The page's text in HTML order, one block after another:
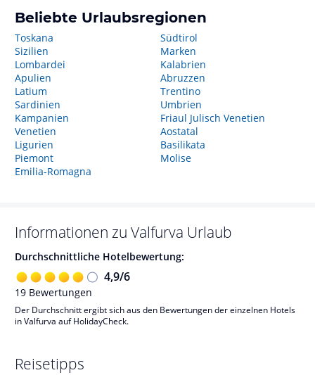
Beliebte Urlaubsregionen
Toskana
Sizilien
Lombardei
Apulien
Latium
Sardinien
Kampanien
Venetien
Ligurien
Piemont
Emilia-Romagna
Südtirol
Marken
Kalabrien
Abruzzen
Trentino
Umbrien
Friaul Julisch Venetien
Aostatal
Basilikata
Molise
Informationen zu Valfurva Urlaub
Durchschnittliche Hotelbewertung:
4,9/6
19 Bewertungen
Der Durchschnitt ergibt sich aus den Bewertungen der einzelnen Hotels
in Valfurva auf HolidayCheck.
Reisetipps